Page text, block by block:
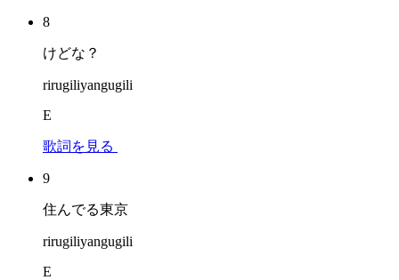
8
けどな？
rirugiliyangugili
E
歌詞を見る
9
住んでる東京
rirugiliyangugili
E